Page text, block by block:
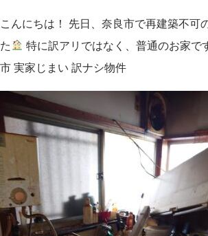
こんにちは！ 先日、奈良市で再建築不可
た
特に訳アリではなく、普通のお家で
市 実家じまい 訳ナシ物件